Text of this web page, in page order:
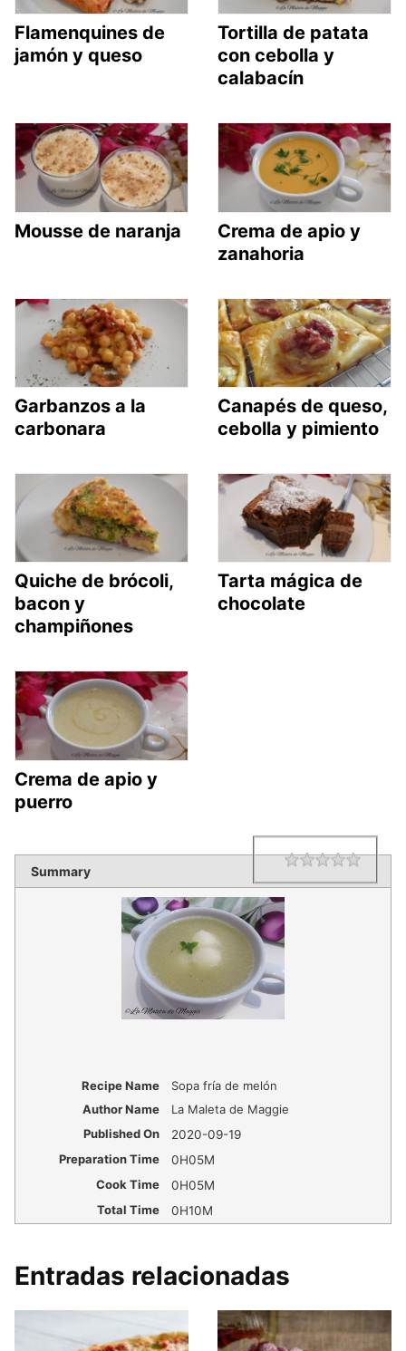
Flamenquines de
jamón y queso
Tortilla de patata
con cebolla y
calabacín
Mousse de naranja
Crema de apio y
zanahoria
Garbanzos a la
carbonara
Canapés de queso,
cebolla y pimiento
Quiche de brócoli,
bacon y
champiñones
Tarta mágica de
chocolate
Crema de apio y
puerro
Summary Rating
Recipe Name
Sopa fría de melón
Author Name
La Maleta de Maggie
Published On
2020-09-19
Preparation Time
0H05M
Cook Time
0H05M
Total Time
0H10M
Entradas relacionadas